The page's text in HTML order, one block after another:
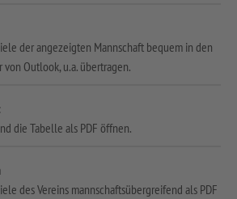
der angezeigten Mannschaft bequem in den
Outlook, u.a. übertragen.
die Tabelle als PDF öffnen.
des Vereins mannschaftsübergreifend als PDF